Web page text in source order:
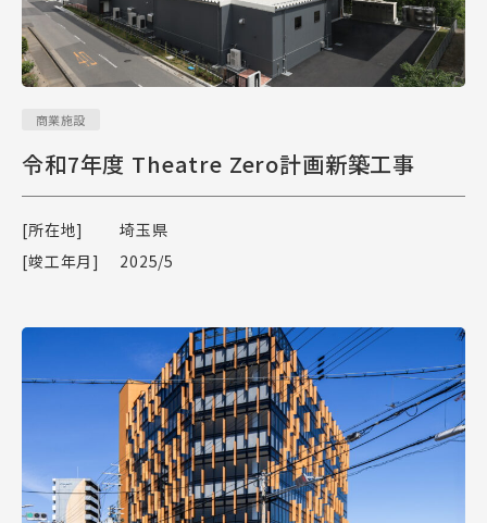
商業施設
令和7年度 Theatre Zero計画新築工事
[所在地]
埼玉県
[竣工年月]
2025/5